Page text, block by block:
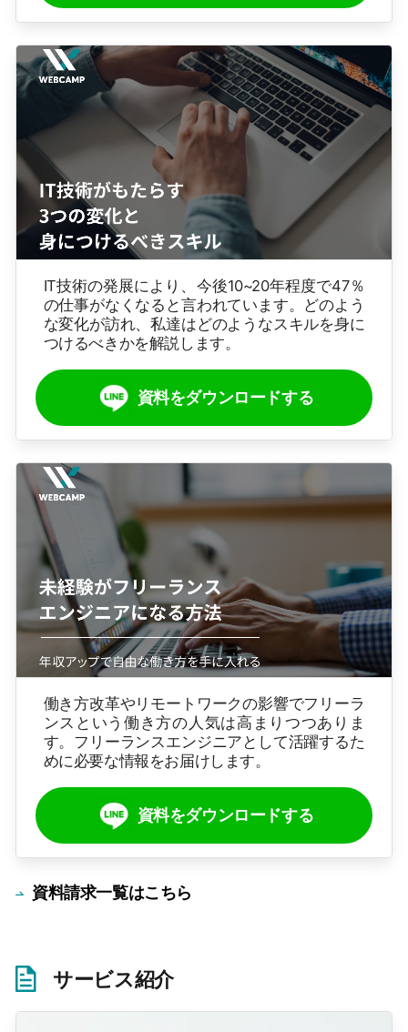
IT技術の発展により、今後10~20年程度で47％
の仕事がなくなると言われています。どのよう
な変化が訪れ、私達はどのようなスキルを身に
つけるべきかを解説します。
資料をダウンロードする
働き方改革やリモートワークの影響でフリーラ
ンスという働き方の人気は高まりつつありま
す。フリーランスエンジニアとして活躍するた
めに必要な情報をお届けします。
資料をダウンロードする
資料請求一覧はこちら
サービス紹介